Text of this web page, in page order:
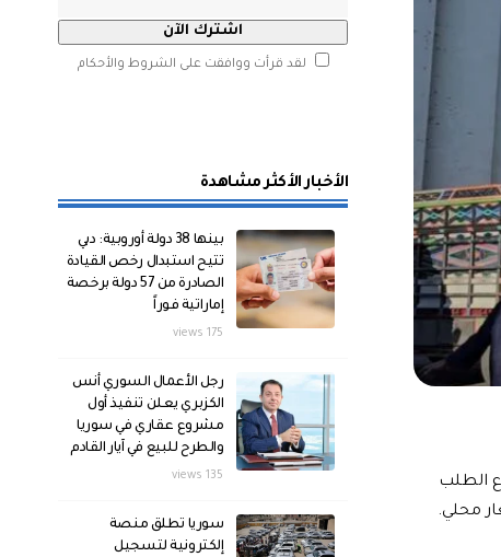
ليرة جديدة، وسط ارتفاع الطلب
محلي.
لقد قرأت ووافقت على الشروط والأحكام
الأخبار الأكثر مشاهدة
بينها 38 دولة أوروبية: دبي
تتيح استبدال رخص القيادة
الصادرة من 57 دولة برخصة
إماراتية فوراً
175 views
رجل الأعمال السوري أنس
الكزبري يعلن تنفيذ أول
مشروع عقاري في سوريا
والطرح للبيع في آيار القادم
135 views
سوريا تطلق منصة
إلكترونية لتسجيل